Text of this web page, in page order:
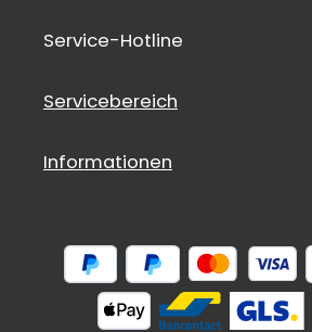
Service-Hotline
Servicebereich
Informationen